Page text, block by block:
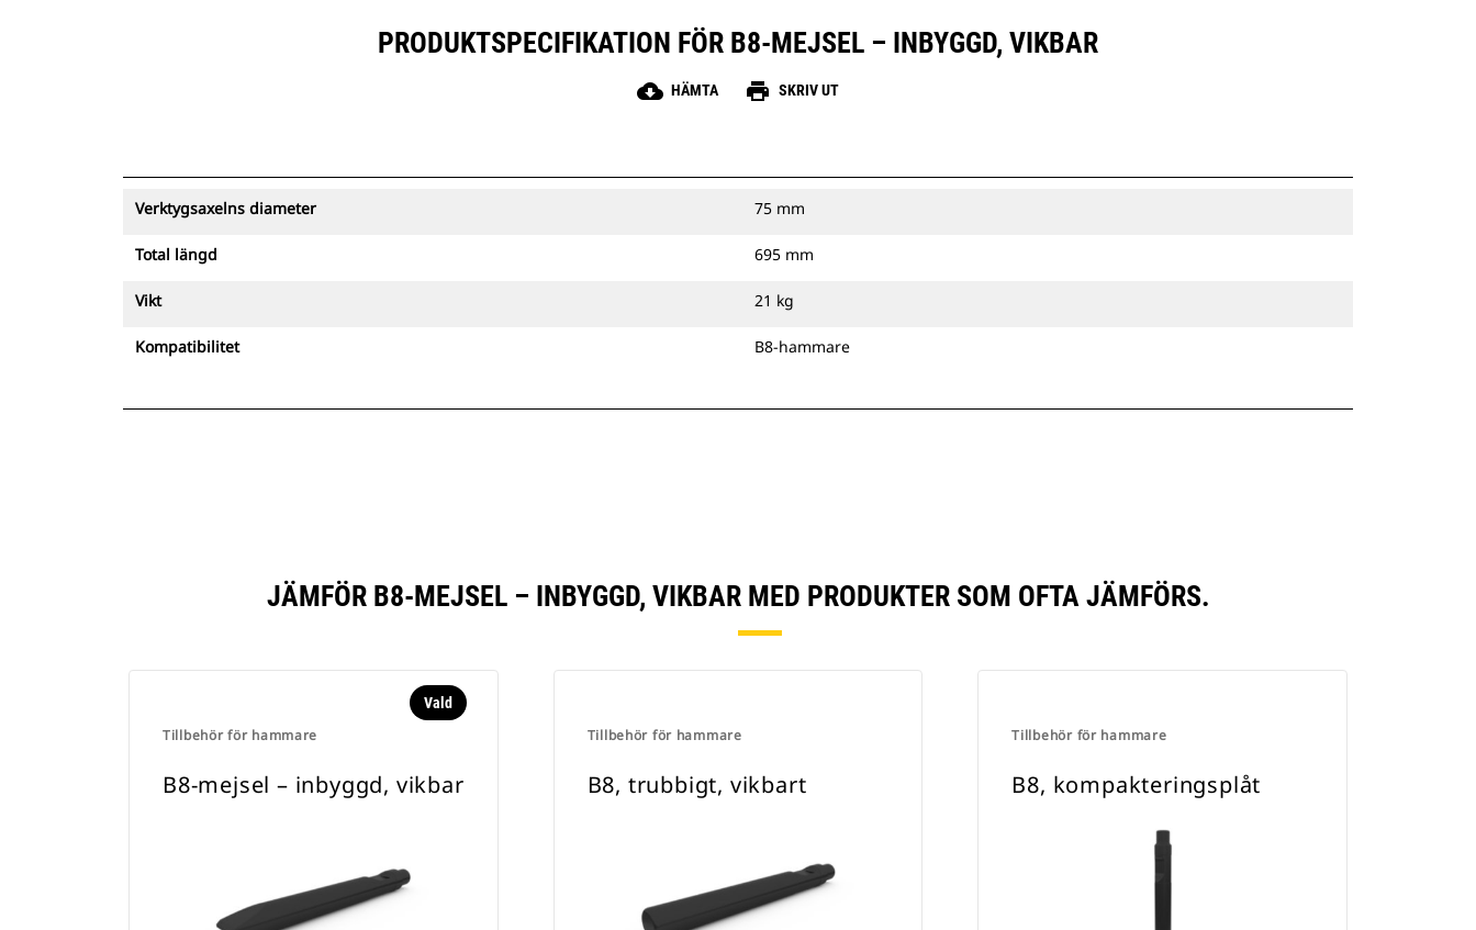
PRODUKTSPECIFIKATION FÖR B8-MEJSEL – INBYGGD, VIKBAR
cloud_download HÄMTA print SKRIV UT
Verktygsaxelns diameter 75 mm
Total längd 695 mm
Vikt 21 kg
Kompatibilitet B8-hammare
JÄMFÖR B8-MEJSEL – INBYGGD, VIKBAR MED PRODUKTER SOM OFTA JÄMFÖRS.
Tillbehör för hammare
Vald
B8-mejsel – inbyggd, vikbar
Tillbehör för hammare
B8, trubbigt, vikbart
Tillbehör för hammare
B8, kompakteringsplåt